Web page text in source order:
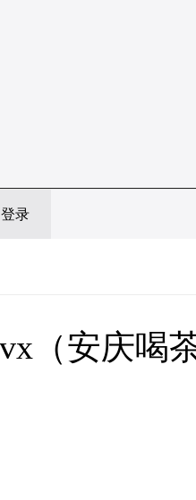
登录
（安庆喝